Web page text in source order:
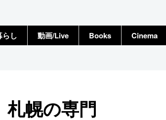
らし 動画/Live Books Cinema
幌の専門